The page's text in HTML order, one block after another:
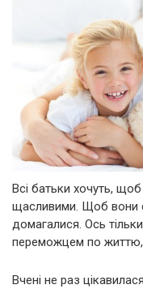
Всі батьки хочуть, щоб
щасливими. Щоб вони
домагалися. Ось
переможцем по життю,
Вчені не раз